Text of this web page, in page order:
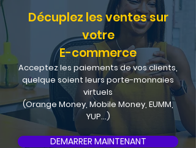
Décuplez les ventes sur
votre
E-commerce
Acceptez les paiements de vos clients,
quelque soient leurs porte-monnaies
virtuels
(Orange Money, Mobile Money, EUMM,
YUP...)
DEMARRER MAINTENANT